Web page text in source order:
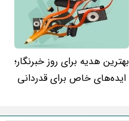
بهترین هدیه برای روز خبرنگار؛
ایده‌های خاص برای قدردانی